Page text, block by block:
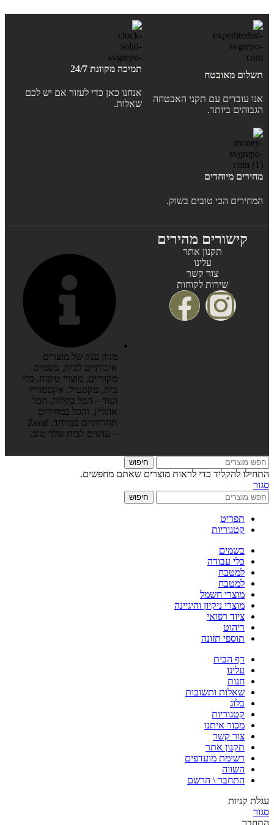
תשלום מאובטח
אנו עובדים עם תקני האבטחה
הגבוהים ביותר.
תמיכה מקוונת 24/7
אנחנו כאן כדי לעזור אם יש לכם
שאלות.
מחירים מיוחדים
המחירים הכי טובים בשוק.
קישורים מהירים
תקנון אתר
עלינו
צור קשר
שירות לקוחות
מגוון ענק של מוצרים
איכותיים לבית, בשמים
מקוריים, מוצרי טיפוח, כלי
בית, טקסטיל, אקססוריז
ועוד – הכל בקלות, הכל
אונליין, והכל במחירים
תחרותיים במיוחד. Zeraf
– עושים לבית שלך טוב.
חיפוש
התחילו להקליד כדי לראות מוצרים שאתם מחפשים.
סגור
חיפוש
תפריט
קטגוריות
בשמים
כלי עבודה
למטבח
למטבח
מוצרי חשמל
מוצרי ניקיון והיגיינה
ציוד רפואי
ריהוט
תוספי תזונה
דף הבית
עלינו
חנות
שאלות ותשובות
בלוג
קטגוריות
מכור איתנו
צור קשר
תקנון אתר
רשימת מועדפים
השווה
התחבר \ הרשם
עגלת קניות
סגור
התחבר